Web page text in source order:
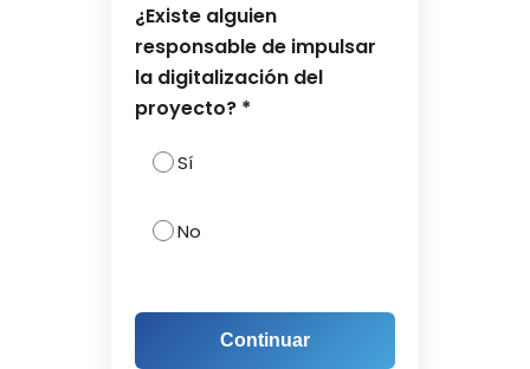
¿Existe alguien
responsable de impulsar
la digitalización del
proyecto? *
Sí
No
Continuar